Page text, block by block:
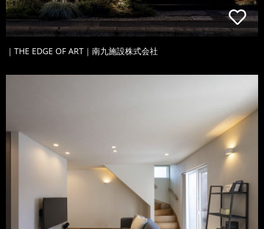
｜THE EDGE OF ART｜南九施設株式会社